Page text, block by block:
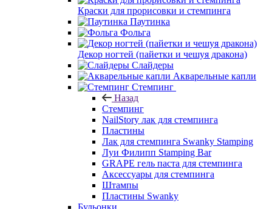
Краски для прорисовки и стемпинга
Паутинка
Фольга
Декор ногтей (пайетки и чешуя дракона)
Слайдеры
Акварельные капли
Стемпинг
Назад
Стемпинг
NailStory лак для стемпинга
Пластины
Лак для стемпинга Swanky Stamping
Луи Филипп Stamping Bar
GRAPE гель паста для стемпинга
Аксессуары для стемпинга
Штампы
Пластины Swanky
Бульонки